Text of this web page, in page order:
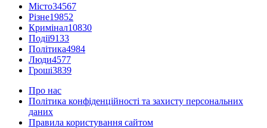
Місто34567
Різне19852
Кримінал10830
Події9133
Політика4984
Люди4577
Гроші3839
Про нас
Політика конфіденційності та захисту персональних
даних
Правила користування сайтом